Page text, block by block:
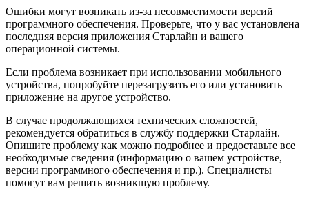
Ошибки могут возникать из-за несовместимости версий
программного обеспечения. Проверьте, что у вас установлена
последняя версия приложения Старлайн и вашего
операционной системы.
Если проблема возникает при использовании мобильного
устройства, попробуйте перезагрузить его или установить
приложение на другое устройство.
В случае продолжающихся технических сложностей,
рекомендуется обратиться в службу поддержки Старлайн.
Опишите проблему как можно подробнее и предоставьте все
необходимые сведения (информацию о вашем устройстве,
версии программного обеспечения и пр.). Специалисты
помогут вам решить возникшую проблему.